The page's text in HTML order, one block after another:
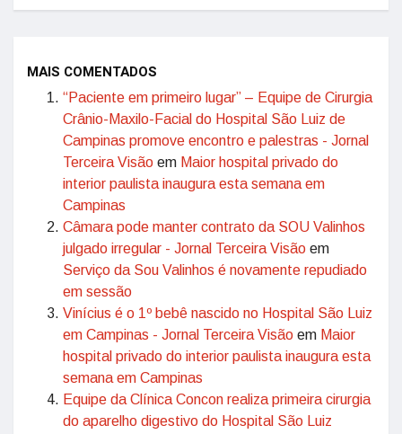
MAIS COMENTADOS
“Paciente em primeiro lugar” – Equipe de Cirurgia
Crânio-Maxilo-Facial do Hospital São Luiz de
Campinas promove encontro e palestras - Jornal
Terceira Visão em Maior hospital privado do
interior paulista inaugura esta semana em
Campinas
Câmara pode manter contrato da SOU Valinhos
julgado irregular - Jornal Terceira Visão em
Serviço da Sou Valinhos é novamente repudiado
em sessão
Vinícius é o 1º bebê nascido no Hospital São Luiz
em Campinas - Jornal Terceira Visão em Maior
hospital privado do interior paulista inaugura esta
semana em Campinas
Equipe da Clínica Concon realiza primeira cirurgia
do aparelho digestivo do Hospital São Luiz